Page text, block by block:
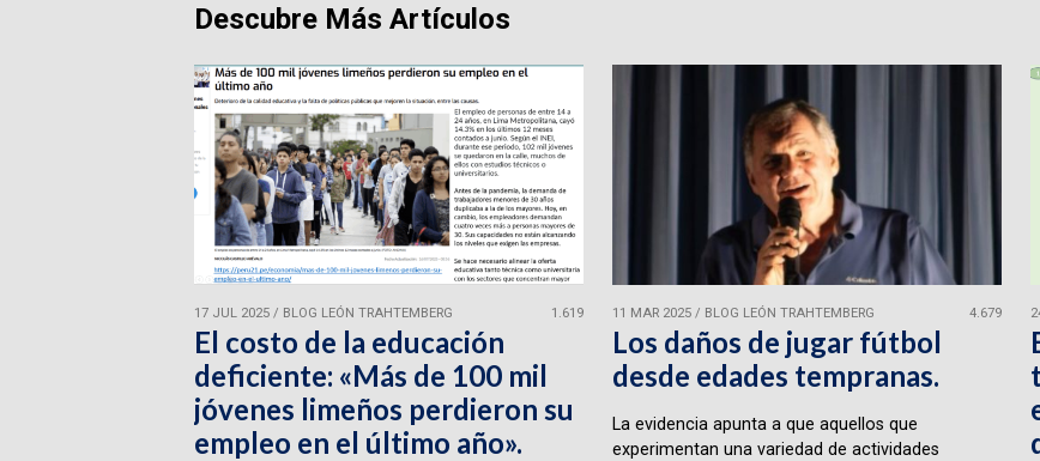
Descubre Más Artículos
17 JUL 2025/ BLOG LEÓN TRAHTEMBERG 1.619
El costo de la educación
deficiente: «Más de 100 mil
jóvenes limeños perdieron su
empleo en el último año».
11 MAR 2025/ BLOG LEÓN TRAHTEMBERG 4.679
Los daños de jugar fútbol
desde edades tempranas.
La evidencia apunta a que aquellos que
experimentan una variedad de actividades